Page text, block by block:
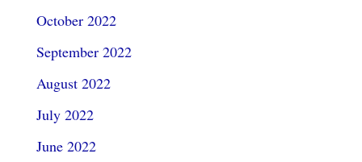
October 2022
September 2022
August 2022
July 2022
June 2022